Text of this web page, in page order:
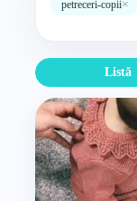
petreceri-copii×
Listă